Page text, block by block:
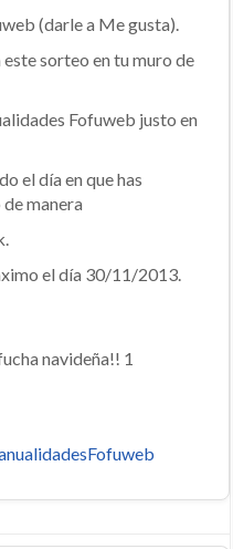
(darle a Me gusta).
sorteo en tu muro de
Fofuweb justo en
el día en que has
manera
el día 30/11/2013.